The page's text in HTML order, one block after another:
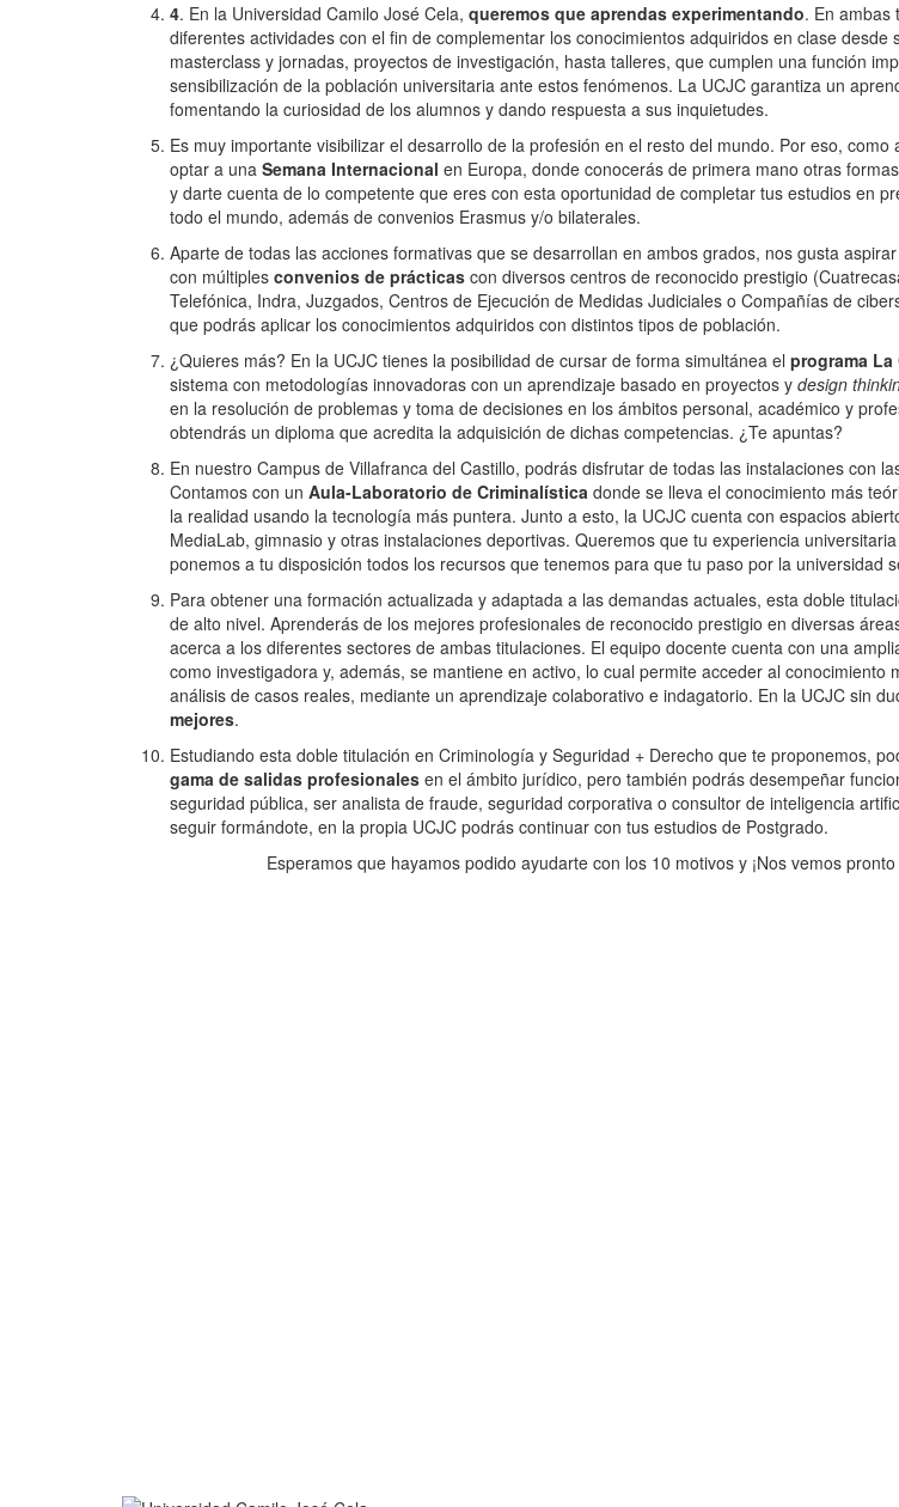
4. En la Universidad Camilo José Cela, queremos que aprendas experimentando. En ambas
diferentes actividades con el fin de complementar los conocimientos adquiridos en clase desde
masterclass y jornadas, proyectos de investigación, hasta talleres, que cumplen una función
sensibilización de la población universitaria ante estos fenómenos. La UCJC garantiza un
fomentando la curiosidad de los alumnos y dando respuesta a sus inquietudes.
Es muy importante visibilizar el desarrollo de la profesión en el resto del mundo. Por eso, como
optar a una Semana Internacional en Europa, donde conocerás de primera mano otras
y darte cuenta de lo competente que eres con esta oportunidad de completar tus estudios en
todo el mundo, además de convenios Erasmus y/o bilaterales.
Aparte de todas las acciones formativas que se desarrollan en ambos grados, nos gusta
con múltiples convenios de prácticas con diversos centros de reconocido prestigio
Telefónica, Indra, Juzgados, Centros de Ejecución de Medidas Judiciales o Compañías de
que podrás aplicar los conocimientos adquiridos con distintos tipos de población.
¿Quieres más? En la UCJC tienes la posibilidad de cursar de forma simultánea el programa La
sistema con metodologías innovadoras con un aprendizaje basado en proyectos y design
en la resolución de problemas y toma de decisiones en los ámbitos personal, académico y
obtendrás un diploma que acredita la adquisición de dichas competencias. ¿Te apuntas?
En nuestro Campus de Villafranca del Castillo, podrás disfrutar de todas las instalaciones con
Contamos con un Aula-Laboratorio de Criminalística donde se lleva el conocimiento más
la realidad usando la tecnología más puntera. Junto a esto, la UCJC cuenta con espacios
MediaLab, gimnasio y otras instalaciones deportivas. Queremos que tu experiencia
ponemos a tu disposición todos los recursos que tenemos para que tu paso por la universidad
Para obtener una formación actualizada y adaptada a las demandas actuales, esta doble
de alto nivel. Aprenderás de los mejores profesionales de reconocido prestigio en diversas
acerca a los diferentes sectores de ambas titulaciones. El equipo docente cuenta con una
como investigadora y, además, se mantiene en activo, lo cual permite acceder al conocimiento
análisis de casos reales, mediante un aprendizaje colaborativo e indagatorio. En la UCJC sin
mejores.
Estudiando esta doble titulación en Criminología y Seguridad + Derecho que te proponemos,
gama de salidas profesionales en el ámbito jurídico, pero también podrás desempeñar
seguridad pública, ser analista de fraude, seguridad corporativa o consultor de inteligencia
seguir formándote, en la propia UCJC podrás continuar con tus estudios de Postgrado.
Esperamos que hayamos podido ayudarte con los 10 motivos y ¡Nos vemos